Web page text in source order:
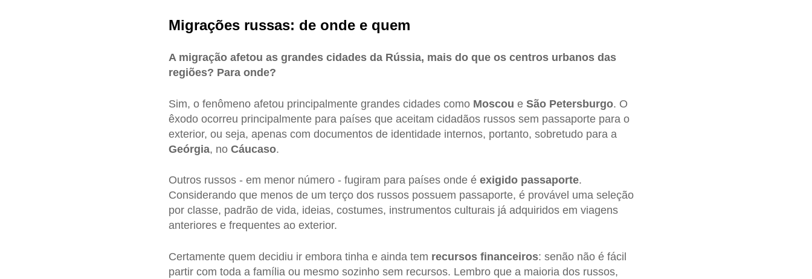
Migrações russas: de onde e quem
A migração afetou as grandes cidades da Rússia, mais do que os centros urbanos das
regiões? Para onde?
Sim, o fenômeno afetou principalmente grandes cidades como Moscou e São Petersburgo. O
êxodo ocorreu principalmente para países que aceitam cidadãos russos sem passaporte para o
exterior, ou seja, apenas com documentos de identidade internos, portanto, sobretudo para a
Geórgia, no Cáucaso.
Outros russos - em menor número - fugiram para países onde é exigido passaporte.
Considerando que menos de um terço dos russos possuem passaporte, é provável uma seleção
por classe, padrão de vida, ideias, costumes, instrumentos culturais já adquiridos em viagens
anteriores e frequentes ao exterior.
Certamente quem decidiu ir embora tinha e ainda tem recursos financeiros: senão não é fácil
partir com toda a família ou mesmo sozinho sem recursos. Lembro que a maioria dos russos,